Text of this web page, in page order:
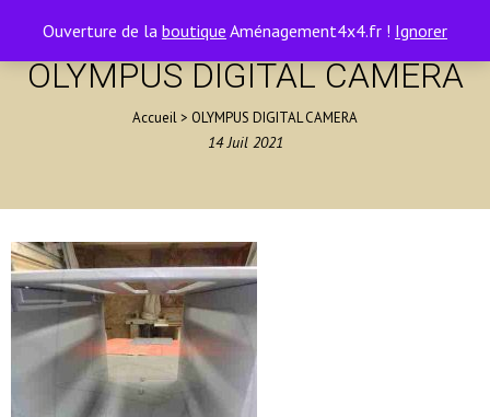
Ouverture de la boutique Aménagement4x4.fr ! Ignorer
OLYMPUS DIGITAL CAMERA
Accueil> OLYMPUS DIGITAL CAMERA
14 Juil 2021